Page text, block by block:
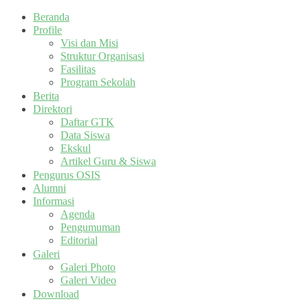
Beranda
Profile
Visi dan Misi
Struktur Organisasi
Fasilitas
Program Sekolah
Berita
Direktori
Daftar GTK
Data Siswa
Ekskul
Artikel Guru & Siswa
Pengurus OSIS
Alumni
Informasi
Agenda
Pengumuman
Editorial
Galeri
Galeri Photo
Galeri Video
Download